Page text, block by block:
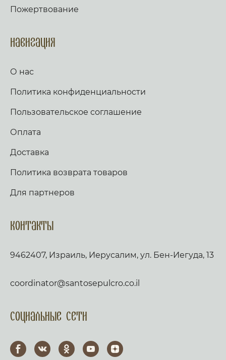
товаров, освященных на камне Миропомазания.
Пожертвование
Навигация
О нас
Политика конфиденциальности
Пользовательское соглашение
Оплата
Доставка
Политика возврата товаров
Для партнеров
Контакты
9462407, Израиль, Иерусалим, ул. Бен-Иегуда, 13
coordinator@santosepulcro.co.il
Социальные сети